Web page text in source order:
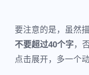
要注意的是，虽然
不要超过40个字，
点击展开，多一个